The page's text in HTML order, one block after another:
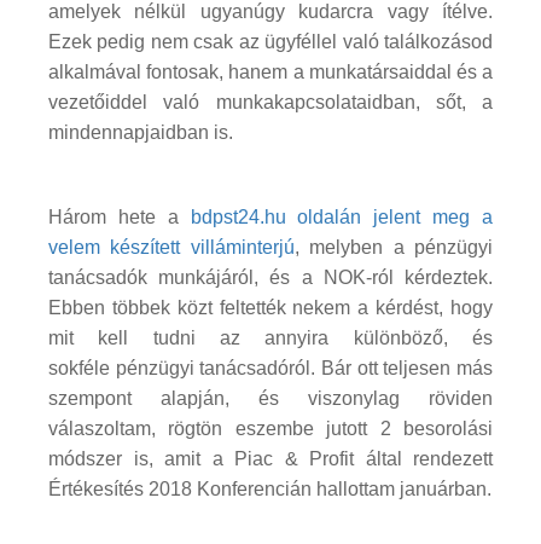
amelyek nélkül ugyanúgy kudarcra vagy ítélve.
Ezek pedig nem csak az ügyféllel való találkozásod
alkalmával fontosak, hanem a munkatársaiddal és a
vezetőiddel való munkakapcsolataidban, sőt, a
mindennapjaidban is.
Három hete a
bdpst24.hu oldalán jelent meg a
velem készített villáminterjú, melyben a pénzügyi
tanácsadók munkájáról, és a NOK-ról kérdeztek.
Ebben többek közt feltették nekem a kérdést, hogy
mit kell tudni az annyira különböző, és
sokféle pénzügyi tanácsadóról. Bár ott teljesen más
szempont alapján, és viszonylag röviden
válaszoltam, rögtön eszembe jutott 2 besorolási
módszer is, amit a Piac & Profit által rendezett
Értékesítés 2018 Konferencián hallottam januárban.